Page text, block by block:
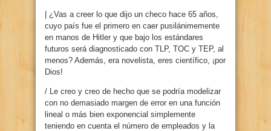
| ¿Vas a creer lo que dijo un checo hace 65 años,
cuyo país fue el primero en caer pusilánimemente
en manos de Hitler y que bajo los estándares
futuros será diagnosticado con TLP, TOC y TEP, al
menos? Además, era novelista, eres científico, ¡por
Dios!
/ Le creo y creo de hecho que se podría modelizar
con no demasiado margen de error en una función
lineal o más bien exponencial simplemente
teniendo en cuenta el número de empleados y la